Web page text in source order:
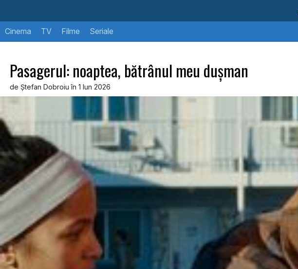
Cinema TV Filme Seriale
Pasagerul: noaptea, bătrânul meu duşman
de Ştefan Dobroiu în 1 Iun 2026